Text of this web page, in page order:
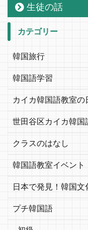
生徒の話
カテゴリー
韓国旅行
韓国語学習
カイカ韓国語教室の
世田谷区カイカ韓国
クラスのはなし
韓国語教室イベント
日本で発見！韓国文
プチ韓国語